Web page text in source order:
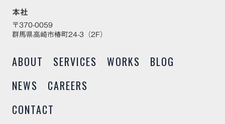
本社
〒370-0059
群馬県高崎市椿町24-3（2F）
ABOUT SERVICES WORKS
BLOG
NEWS
CAREERS
CONTACT